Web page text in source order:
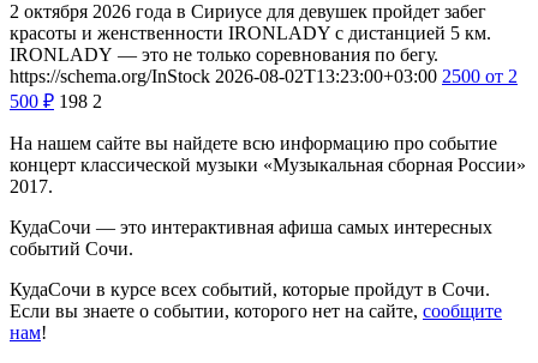
2 октября 2026 года в Сириусе для девушек пройдет забег
красоты и женственности IRONLADY с дистанцией 5 км.
IRONLADY — это не только соревнования по бегу.
https://schema.org/InStock 2026-08-02T13:23:00+03:00 2500 от 2
500 ₽ 198 2
На нашем сайте вы найдете всю информацию про событие
концерт классической музыки «Музыкальная сборная России»
2017.
КудаСочи — это интерактивная афиша самых интересных
событий Сочи.
КудаСочи в курсе всех событий, которые пройдут в Сочи.
Если вы знаете о событии, которого нет на сайте, сообщите
нам!